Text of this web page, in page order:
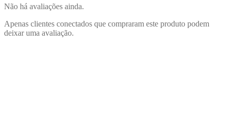
Não há avaliações ainda.
Apenas clientes conectados que compraram este produto podem
deixar uma avaliação.